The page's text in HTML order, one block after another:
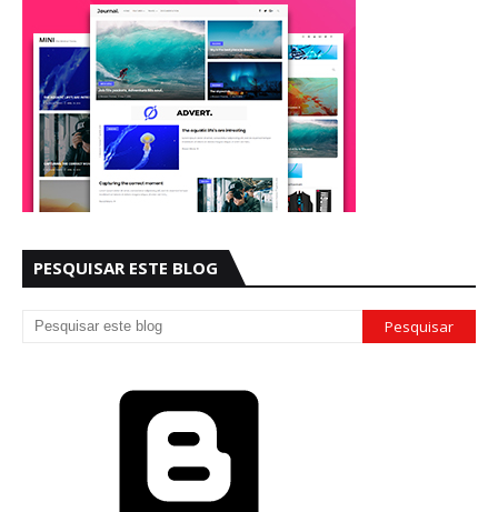
PESQUISAR ESTE BLOG